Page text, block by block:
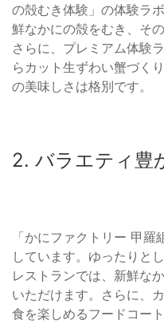
の殻むき体験」の体験ラ
鮮なかにの殻をむき、そ
さらに、プレミアム体験
らカット生ずわい蟹づく
の美味しさは格別です。
2. バラエティ豊
「かにファクトリー 甲
しています。ゆったりと
レストランでは、新鮮な
いただけます。さらに、
食を楽しめるフードコー